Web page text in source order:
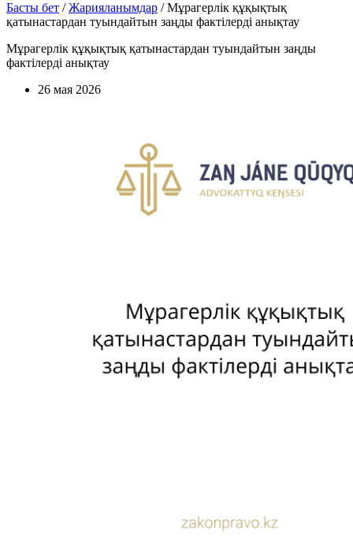
Басты бет /Жарияланымдар /Мұрагерлік құқықтық
қатынастардан туындайтын заңды фактілерді анықтау
Мұрагерлік құқықтық қатынастардан туындайтын заңды
фактілерді анықтау
26 мая 2026